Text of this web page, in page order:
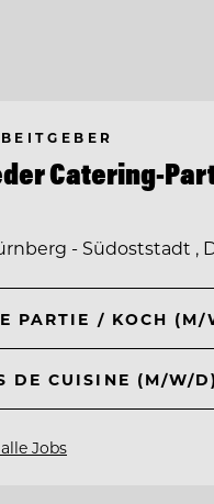
Catering-
- Südoststadt ,
PARTIE / KOCH (M/
DE CUISINE (M/W/D)
Jobs